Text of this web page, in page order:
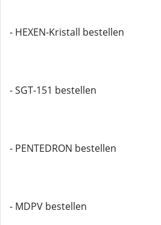
- HEXEN-Kristall bestellen
- SGT-151 bestellen
- PENTEDRON bestellen
- MDPV bestellen